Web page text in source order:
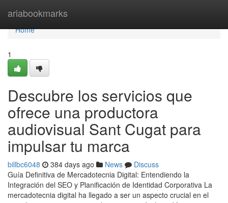
ariabookmarks
Home
Home
1
Descubre los servicios que
ofrece una productora
audiovisual Sant Cugat para
impulsar tu marca
billbc6048 384 days ago News
Discuss
Guía Definitiva de Mercadotecnia Digital: Entendiendo la
Integración del SEO y Planificación de Identidad Corporativa La
mercadotecnia digital ha llegado a ser un aspecto crucial en el